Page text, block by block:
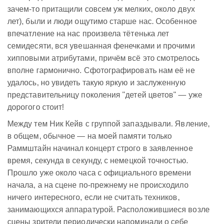
зачем-то притащили совсем уж мелких, около двух
лет), были и люди ощутимо старше нас. Особенное
впечатление на нас произвела тётенька лет
семидесяти, вся увешанная фенечками и прочими
хипповыми атрибутами, причём всё это смотрелось
вполне гармонично. Сфотографировать нам её не
удалось, но увидеть такую яркую и заслуженную
представительницу поколения "детей цветов" — уже
дорогого стоит!
Между тем Ник Кейв с группой запаздывали. Явление,
в общем, обычное — на моей памяти только
Раммштайн начинал концерт строго в заявленное
время, секунда в секунду, с немецкой точностью.
Прошло уже около часа с официального времени
начала, а на сцене по-прежнему не происходило
ничего интересного, если не считать техников,
занимающихся аппаратурой. Расположившиеся возле
сцены зрители периодически напоминали о себе